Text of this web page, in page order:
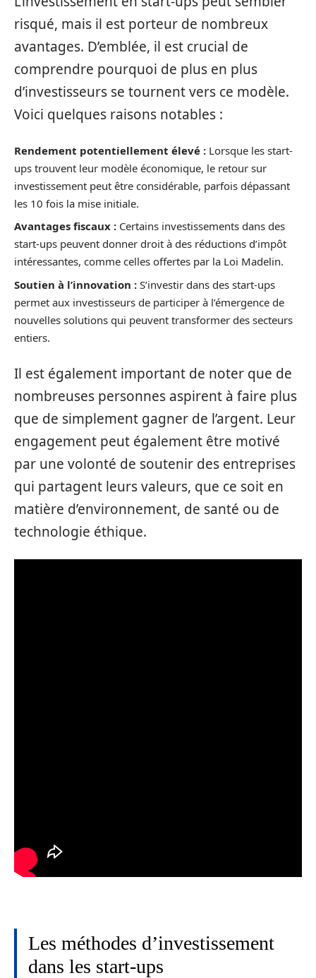
risqué, mais il est porteur de nombreux
avantages. D’emblée, il est crucial de
comprendre pourquoi de plus en plus
d’investisseurs se tournent vers ce modèle.
Voici quelques raisons notables :
Rendement potentiellement élevé : Lorsque les start-
ups trouvent leur modèle économique, le retour sur
investissement peut être considérable, parfois dépassant
les 10 fois la mise initiale.
Avantages fiscaux : Certains investissements dans des
start-ups peuvent donner droit à des réductions d’impôt
intéressantes, comme celles offertes par la Loi Madelin.
Soutien à l’innovation : S’investir dans des start-ups
permet aux investisseurs de participer à l’émergence de
nouvelles solutions qui peuvent transformer des secteurs
entiers.
Il est également important de noter que de
nombreuses personnes aspirent à faire plus
que de simplement gagner de l’argent. Leur
engagement peut également être motivé
par une volonté de soutenir des entreprises
qui partagent leurs valeurs, que ce soit en
matière d’environnement, de santé ou de
technologie éthique.
Les méthodes d’investissement
dans les start-ups